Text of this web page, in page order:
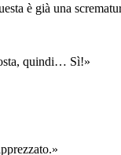
è già una
quindi… Sì!»